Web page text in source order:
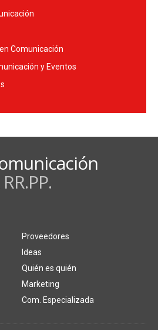
Comunicación
y Eventos
Proveedores
Ideas
Quién es quién
Marketing
Com. Especializada